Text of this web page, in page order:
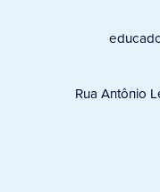
Rua Antônio